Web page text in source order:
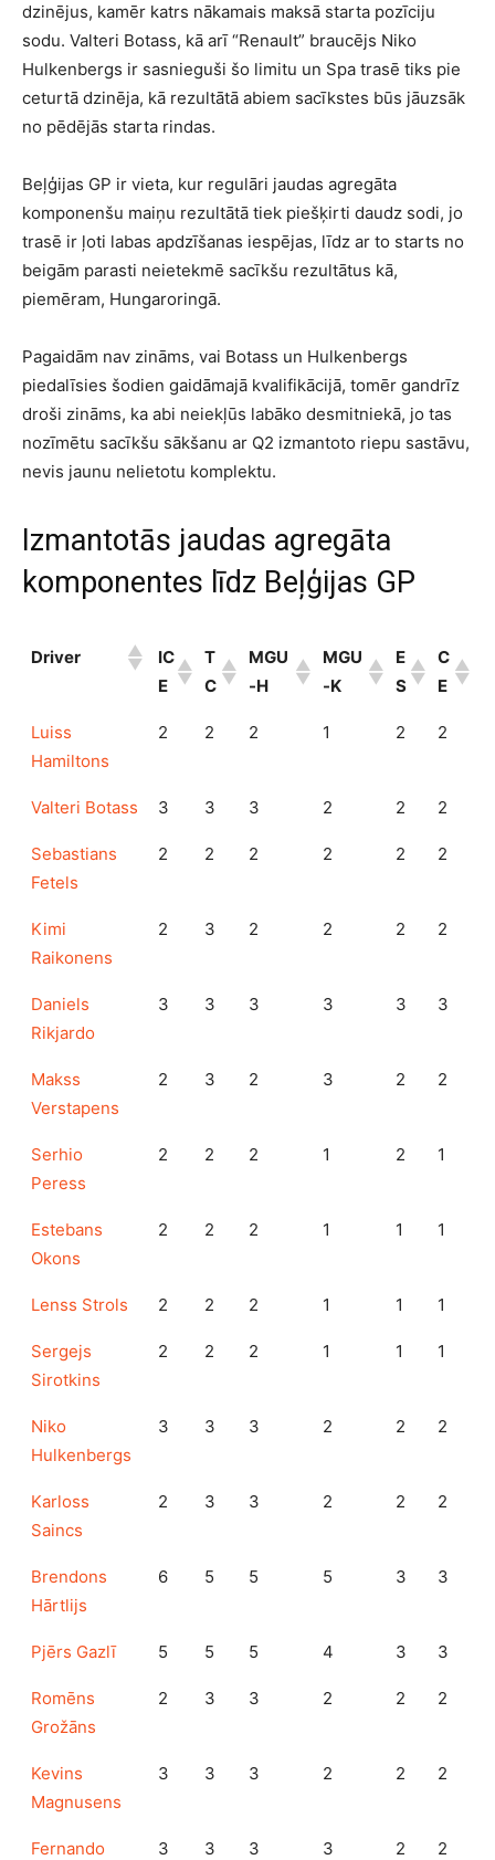
dzinējus, kamēr katrs nākamais maksā starta pozīciju
sodu. Valteri Botass, kā arī “Renault” braucējs Niko
Hulkenbergs ir sasnieguši šo limitu un Spa trasē tiks pie
ceturtā dzinēja, kā rezultātā abiem sacīkstes būs jāuzsāk
no pēdējās starta rindas.
Beļģijas GP ir vieta, kur regulāri jaudas agregāta
komponenšu maiņu rezultātā tiek piešķirti daudz sodi, jo
trasē ir ļoti labas apdzīšanas iespējas, līdz ar to starts no
beigām parasti neietekmē sacīkšu rezultātus kā,
piemēram, Hungaroringā.
Pagaidām nav zināms, vai Botass un Hulkenbergs
piedalīsies šodien gaidāmajā kvalifikācijā, tomēr gandrīz
droši zināms, ka abi neiekļūs labāko desmitniekā, jo tas
nozīmētu sacīkšu sākšanu ar Q2 izmantoto riepu sastāvu,
nevis jaunu nelietotu komplektu.
Izmantotās jaudas agregāta
komponentes līdz Beļģijas GP
Driver
IC
E
T
C
MGU
-H
MGU
-K
E
S
C
E
Luiss
Hamiltons
2 2 2 1 2 2
Valteri Botass 3 3 3 2 2 2
Sebastians
Fetels
2 2 2 2 2 2
Kimi
Raikonens
2 3 2 2 2 2
Daniels
Rikjardo
3 3 3 3 3 3
Makss
Verstapens
2 3 2 3 2 2
Serhio
Peress
2 2 2 1 2 1
Estebans
Okons
2 2 2 1 1 1
Lenss Strols 2 2 2 1 1 1
Sergejs
Sirotkins
2 2 2 1 1 1
Niko
Hulkenbergs
3 3 3 2 2 2
Karloss
Saincs
2 3 3 2 2 2
Brendons
Hārtlijs
6 5 5 5 3 3
Pjērs Gazlī 5 5 5 4 3 3
Romēns
Grožāns
2 3 3 2 2 2
Kevins
Magnusens
3 3 3 2 2 2
Fernando 3 3 3 3 2 2